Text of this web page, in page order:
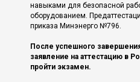
навыками для безопасной
оборудованием.
приказа Минэнерго №796.
После успешного
заявление на аттестацию в
пройти экзамен.